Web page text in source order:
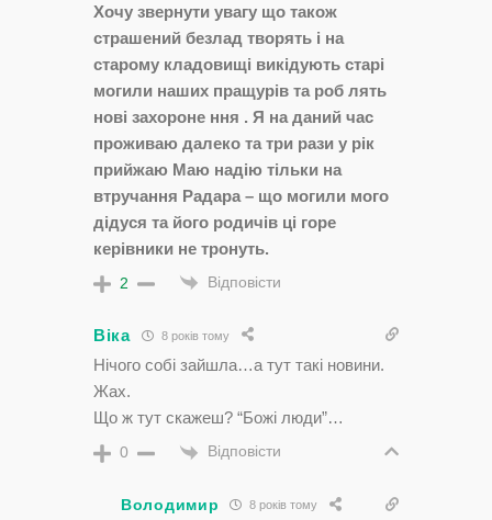
Хочу звернути увагу що також
страшений безлад творять і на
старому кладовищі викідують старі
могили наших пращурів та роб лять
нові захороне ння . Я на даний час
проживаю далеко та три рази у рік
прийжаю Маю надію тільки на
втручання Радара – що могили мого
дідуся та його родичів ці горе
керівники не тронуть.
2 Відповісти
Віка 8 років тому
Нічого собі зайшла…а тут такі новини.
Жах.
Що ж тут скажеш? “Божі люди”…
0 Відповісти
Володимир 8 років тому